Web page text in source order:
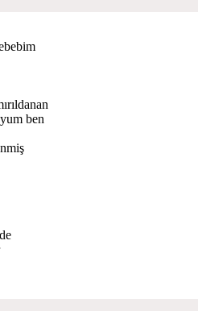
ben